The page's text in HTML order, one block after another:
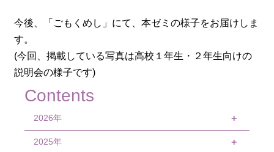
Contents
2026年 +
8月
2025年 +
今後、「ごもくめし」にて、本ゼミの様子をお届けしま
す。
(今回、掲載している写真は高校１年生・２年生向けの
説明会の様子です)